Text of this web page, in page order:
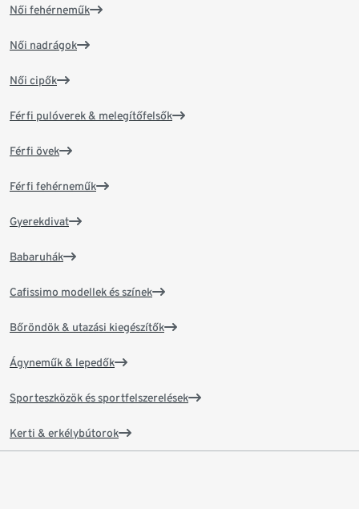
Női fehérneműk
Női nadrágok
Női cipők
Férfi pulóverek & melegítőfelsők
Férfi övek
Férfi fehérneműk
Gyerekdivat
Babaruhák
Cafissimo modellek és színek
Bőröndök & utazási kiegészítők
Ágyneműk & lepedők
Sporteszközök és sportfelszerelések
Kerti & erkélybútorok